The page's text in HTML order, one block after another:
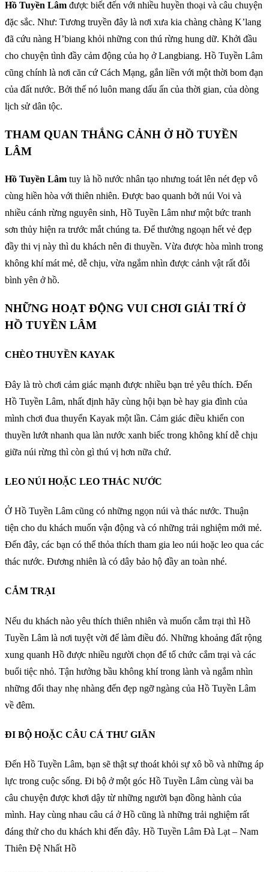
Hồ Tuyền Lâm được biết đến với nhiều huyền thoại và câu chuyện
đặc sắc. Như: Tương truyền đây là nơi xưa kia chàng chàng K’lang
đã cứu nàng H’biang khỏi những con thú rừng hung dữ. Khởi đầu
cho chuyện tình đầy cảm động của họ ở Langbiang. Hồ Tuyền Lâm
cũng chính là nơi căn cứ Cách Mạng, gắn liền với một thời bom đạn
của đất nước. Bởi thế nó luôn mang dấu ấn của thời gian, của dòng
lịch sử dân tộc.
THAM QUAN THẮNG CẢNH Ở HỒ TUYỀN
LÂM
Hồ Tuyền Lâm tuy là hồ nước nhân tạo nhưng toát lên nét đẹp vô
cùng hiền hòa với thiên nhiên. Được bao quanh bởi núi Voi và
nhiều cánh rừng nguyên sinh, Hồ Tuyền Lâm như một bức tranh
sơn thủy hiện ra trước mắt chúng ta. Để thưởng ngoạn hết vẻ đẹp
đầy thi vị này thì du khách nên đi thuyền. Vừa được hòa mình trong
không khí mát mẻ, dễ chịu, vừa ngắm nhìn được cảnh vật rất đỗi
bình yên ở hồ.
NHỮNG HOẠT ĐỘNG VUI CHƠI GIẢI TRÍ Ở
HỒ TUYỀN LÂM
CHÈO THUYỀN KAYAK
Đây là trò chơi cảm giác mạnh được nhiều bạn trẻ yêu thích. Đến
Hồ Tuyền Lâm, nhất định hãy cùng hội bạn bè hay gia đình của
mình chơi đua thuyển Kayak một lần. Cảm giác điều khiển con
thuyền lướt nhanh qua làn nước xanh biếc trong không khí dễ chịu
giữa núi rừng thì còn gì thú vị hơn nữa chứ.
LEO NÚI HOẶC LEO THÁC NƯỚC
Ở Hồ Tuyền Lâm cũng có những ngọn núi và thác nước. Thuận
tiện cho du khách muốn vận động và có những trải nghiệm mới mẻ.
Đến đây, các bạn có thể thỏa thích tham gia leo núi hoặc leo qua các
thác nước. Đương nhiên là có dây bảo hộ đầy an toàn nhé.
CẮM TRẠI
Nếu du khách nào yêu thích thiên nhiên và muốn cắm trại thì Hồ
Tuyền Lâm là nơi tuyệt vời để làm điều đó. Những khoảng đất rộng
xung quanh Hồ được nhiều người chọn để tổ chức cắm trại và các
buổi tiệc nhỏ. Tận hưởng bầu không khí trong lành và ngắm nhìn
những đổi thay nhẹ nhàng đến đẹp ngỡ ngàng của Hồ Tuyền Lâm
về đêm.
ĐI BỘ HOẶC CÂU CÁ THƯ GIÃN
Đến Hồ Tuyền Lâm, bạn sẽ thật sự thoát khỏi sự xô bồ và những áp
lực trong cuộc sống. Đi bộ ở một góc Hồ Tuyền Lâm cùng vài ba
câu chuyện được khơi dậy từ những người bạn đồng hành của
mình. Hay cùng nhau câu cá ở Hồ cũng là những trải nghiệm rất
đáng thử cho du khách khi đến đây. Hồ Tuyền Lâm Đà Lạt – Nam
Thiên Đệ Nhất Hồ